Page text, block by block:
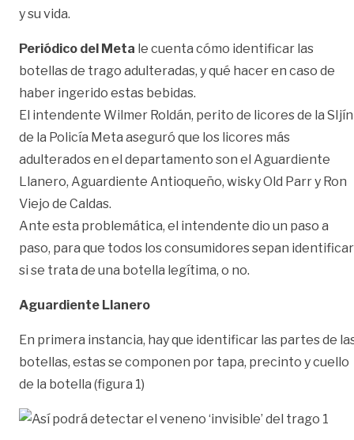
y su vida.
Periódico del Meta le cuenta cómo identificar las
botellas de trago adulteradas, y qué hacer en caso de
haber ingerido estas bebidas.
El intendente Wilmer Roldán, perito de licores de la SIjín
de la Policía Meta aseguró que los licores más
adulterados en el departamento son el Aguardiente
Llanero, Aguardiente Antioqueño, wisky Old Parr y Ron
Viejo de Caldas.
Ante esta problemática, el intendente dio un paso a
paso, para que todos los consumidores sepan identificar
si se trata de una botella legítima, o no.
Aguardiente Llanero
En primera instancia, hay que identificar las partes de
botellas, estas se componen por tapa, precinto y cuello
de la botella (figura 1)